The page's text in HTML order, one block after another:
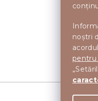
noștri
pentru